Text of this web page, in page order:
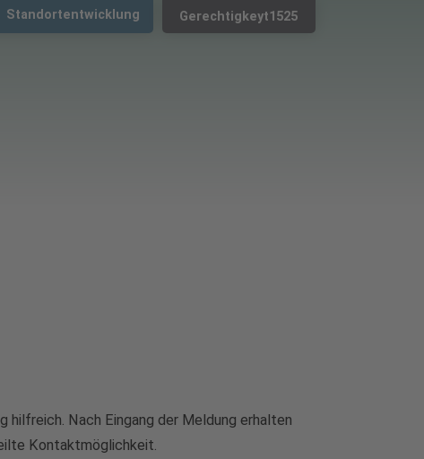
Standortentwicklung Gerechtigkeyt1525
Nach Eingang der Meldung erhalten
Kontaktmöglichkeit.